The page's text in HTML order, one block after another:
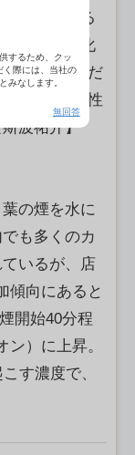
性に関する
度の一酸化
使用者本人だ
起こす可能性
波祐介】
の煙を水に
も多くのカ
いるが、店
傾向にあると
開始40分程
）に上昇。
す濃度で、
するため、クッ
く際には、当社の
みなします。
無回答